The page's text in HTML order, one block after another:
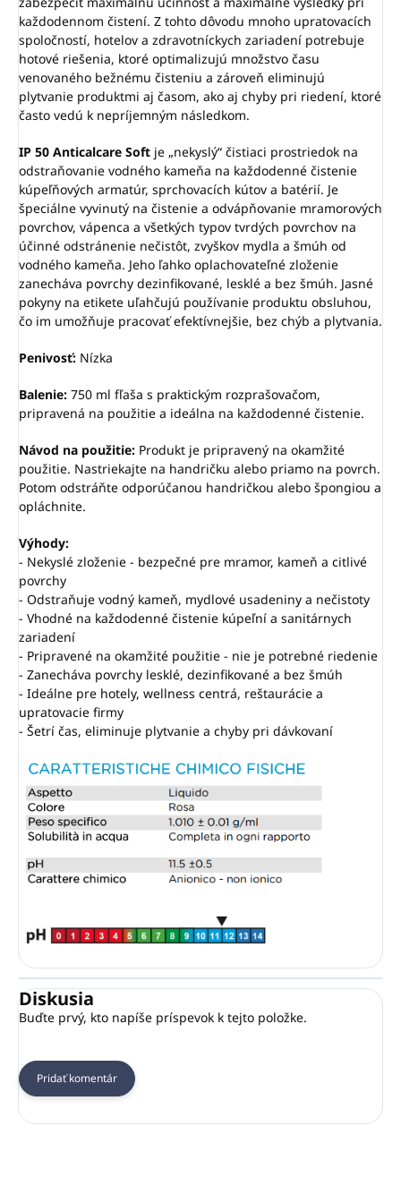
každodennom čistení. Z tohto dôvodu mnoho upratovacích
spoločností, hotelov a zdravotníckych zariadení potrebuje
hotové riešenia, ktoré optimalizujú množstvo času
venovaného bežnému čisteniu a zároveň eliminujú
plytvanie produktmi aj časom, ako aj chyby pri riedení, ktoré
často vedú k nepríjemným následkom.
IP 50 Anticalcare Soft je „nekyslý“ čistiaci prostriedok na
odstraňovanie vodného kameňa na každodenné čistenie
kúpeľňových armatúr, sprchovacích kútov a batérií. Je
špeciálne vyvinutý na čistenie a odvápňovanie mramorových
povrchov, vápenca a všetkých typov tvrdých povrchov na
účinné odstránenie nečistôt, zvyškov mydla a šmúh od
vodného kameňa. Jeho ľahko oplachovateľné zloženie
zanecháva povrchy dezinfikované, lesklé a bez šmúh. Jasné
pokyny na etikete uľahčujú používanie produktu obsluhou,
čo im umožňuje pracovať efektívnejšie, bez chýb a plytvania.
Penivosť: Nízka
Balenie: 750 ml fľaša s praktickým rozprašovačom,
pripravená na použitie a ideálna na každodenné čistenie.
Návod na použitie: Produkt je pripravený na okamžité
použitie. Nastriekajte na handričku alebo priamo na povrch.
Potom odstráňte odporúčanou handričkou alebo špongiou a
opláchnite.
Výhody:
- Nekyslé zloženie - bezpečné pre mramor, kameň a citlivé
povrchy
- Odstraňuje vodný kameň, mydlové usadeniny a nečistoty
- Vhodné na každodenné čistenie kúpeľní a sanitárnych
zariadení
- Pripravené na okamžité použitie - nie je potrebné riedenie
- Zanecháva povrchy lesklé, dezinfikované a bez šmúh
- Ideálne pre hotely, wellness centrá, reštaurácie a
upratovacie firmy
- Šetrí čas, eliminuje plytvanie a chyby pri dávkovaní
Diskusia
Buďte prvý, kto napíše príspevok k tejto položke.
Pridať komentár